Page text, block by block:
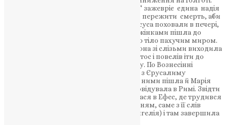
«Любов народжується, коли „раптом“ зажевріє єдина надія
життя – воскреслий із мертвих. Треба пережити смерть, аби
дотягтися до любові». Після того, як Ісуса поховали в печері,
недільного дня Марія разом з іншими жінками пішла до
гробу Спасителя, щоби намастити Його тіло пахучим миром.
Коли, не знайшовши тіла Спасителя, вона зі слізьми виходила
з гробниці, їй явився Воскреслий Христос і повелів іти до
апостолів і провістити їм радісну звістку. По Вознесінні
Христовім, коли апостоли розійшлися з Єрусалиму
проповідувати в усі кінці світу, разом із ними пішла й Марія
Магдалина. За переданням, вона проповідувала в Римі. Звідти
вже літня Марія Магдалина переселилася в Ефес, де трудився
святий апостол Йоан, (згідно з переданням, саме з її слів
апостол написав 20-ту главу свого Євангелія) і там завершила